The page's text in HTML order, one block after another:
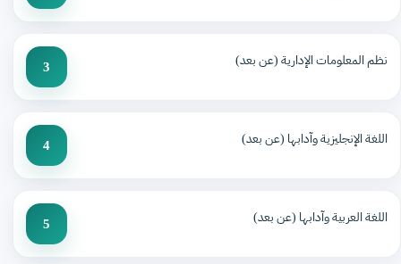
نظم المعلومات الإدارية (عن بعد) 3
اللغة الإنجليزية وآدابها (عن بعد) 4
اللغة العربية وآدابها (عن بعد) 5